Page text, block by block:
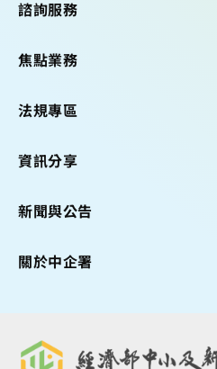
諮詢服務
焦點業務
法規專區
資訊分享
新聞與公告
關於中企署